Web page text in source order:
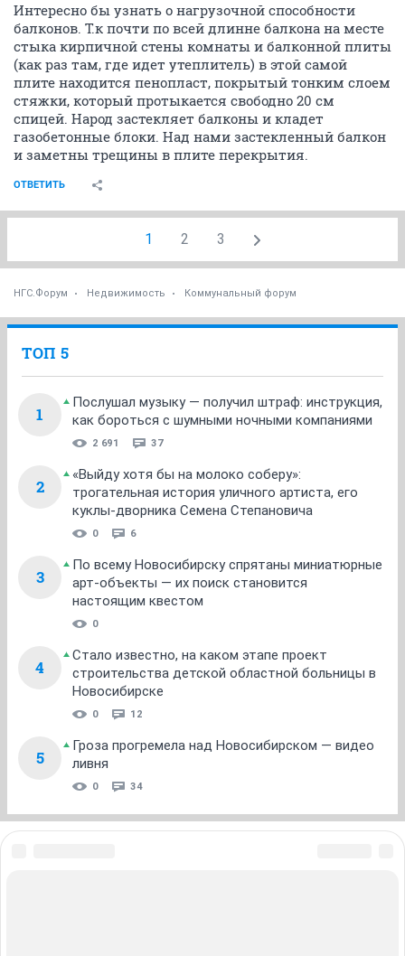
Интересно бы узнать о нагрузочной способности
балконов. Т.к почти по всей длинне балкона на месте
стыка кирпичной стены комнаты и балконной плиты
(как раз там, где идет утеплитель) в этой самой
плите находится пенопласт, покрытый тонким слоем
стяжки, который протыкается свободно 20 см
спицей. Народ застекляет балконы и кладет
газобетонные блоки. Над нами застекленный балкон
и заметны трещины в плите перекрытия.
ОТВЕТИТЬ
1 2 3
НГС.Форум Недвижимость Коммунальный форум
ТОП 5
1
Послушал музыку — получил штраф: инструкция,
как бороться с шумными ночными компаниями
2 691 37
2
«Выйду хотя бы на молоко соберу»:
трогательная история уличного артиста, его
куклы-дворника Семена Степановича
0 6
3
По всему Новосибирску спрятаны миниатюрные
арт-объекты — их поиск становится
настоящим квестом
0
4
Стало известно, на каком этапе проект
строительства детской областной больницы в
Новосибирске
0 12
5
Гроза прогремела над Новосибирском — видео
ливня
0 34